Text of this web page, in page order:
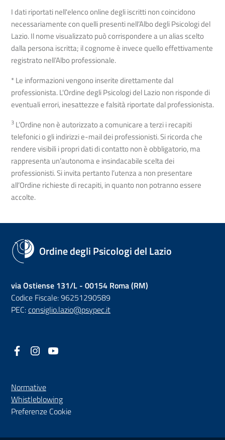
I dati riportati nell'elenco online degli iscritti non coincidono
necessariamente con quelli presenti nell’Albo degli Psicologi del
Lazio. Il nome visualizzato può corrispondere a un alias scelto
dalla persona iscritta; il cognome è invece quello effettivamente
registrato nell’Albo professionale.
* Le informazioni vengono inserite direttamente dal
professionista. L'Ordine degli Psicologi del Lazio non risponde di
eventuali errori, inesattezze e falsità riportate dal professionista.
3 L’Ordine non è autorizzato a comunicare a terzi i recapiti
telefonici o gli indirizzi e-mail dei professionisti. Si ricorda che
rendere visibili i propri dati di contatto non è obbligatorio, ma
rappresenta un’autonoma e insindacabile scelta dei
professionisti. Si invita pertanto l’utenza a non presentare
all’Ordine richieste di recapiti, in quanto non potranno essere
accolte.
Ordine degli Psicologi del Lazio
via Ostiense 131/L - 00154 Roma (RM)
Codice Fiscale: 96251290589
PEC:consiglio.lazio@psypec.it
Facebook
(nuova scheda - new tab)
Instagram
(nuova scheda - new tab)
Normative
Whistleblowing(nuova scheda - new tab)
Preferenze Cookie